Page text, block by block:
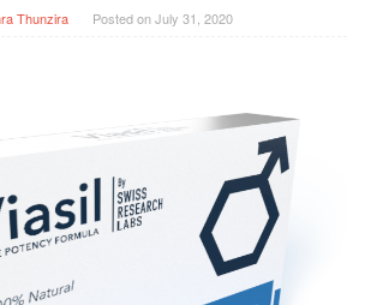
Thunzira Posted onJuly 31, 2020